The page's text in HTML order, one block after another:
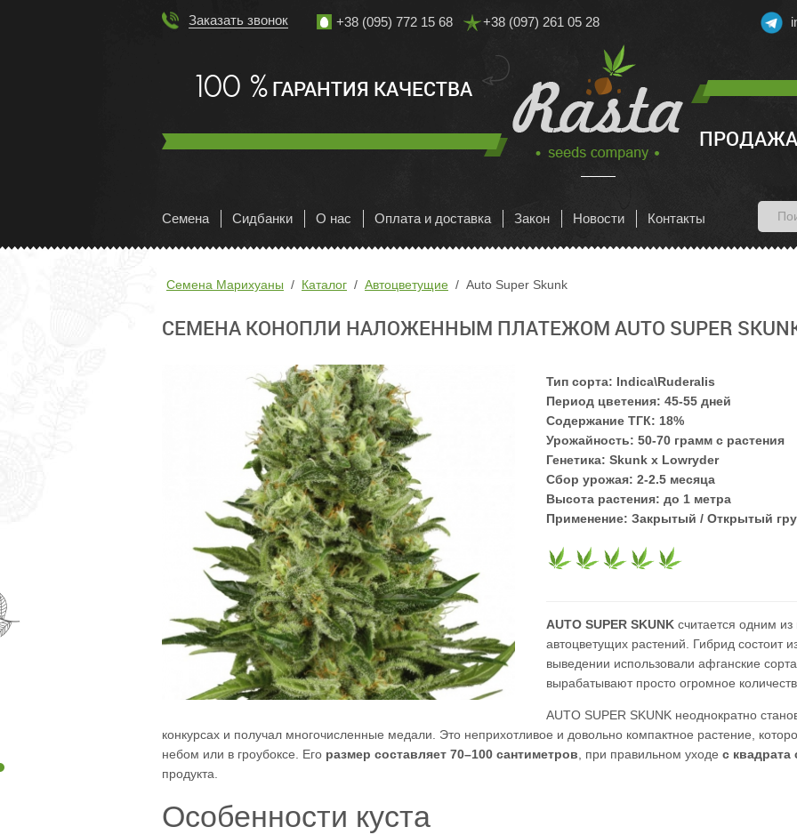
Заказать звонок +38 (095) 772 15 68 +38 (097) 261 05 28
100 %ГАРАНТИЯ КАЧЕСТВА
Семена Сидбанки О нас Оплата и доставка Закон Новости Контакты
Семена Марихуаны Каталог Автоцветущие Auto Super Skunk
СЕМЕНА КОНОПЛИ НАЛОЖЕННЫМ ПЛАТЕЖОМ AUTO SUPER
Тип сорта: Indica\Ruderalis
Период цветения: 45-55 дней
Содержание ТГК: 18%
Урожайность: 50-70 грамм с растения
Генетика: Skunk x Lowryder
Сбор урожая: 2-2.5 месяца
Высота растения: до 1 метра
Применение:Закрытый / Открытый
AUTO SUPER SKUNK считается одним
автоцветущих растений. Гибрид состоит
выведении использовали афганские
вырабатывают просто огромное
AUTO SUPER SKUNK неоднократно
конкурсах и получал многочисленные медали. Это неприхотливое и довольно компактное растение,
небом или в гроубоксе. Его размер составляет 70–100 сантиметров, при правильном уходе с квадрата
продукта.
Особенности куста